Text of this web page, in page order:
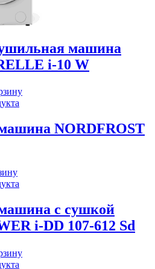
машина
i-10 W
NORDFROST
c сушкой
i-DD 107-612 Sd